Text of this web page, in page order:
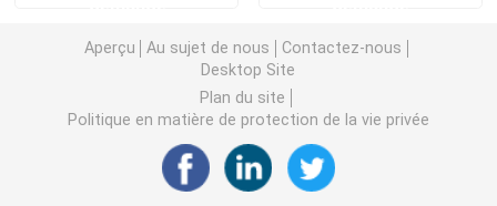
Coulée sous vide
Le noyau de la plaie du transformateur
Le CRGO et le CRNGO
Aperçu Au sujet de nous
Contactez-nous
Desktop Site
Plan du site
Politique en matière de protection de la vie privée